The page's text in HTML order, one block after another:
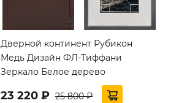
Дверной континент Рубикон
Медь Дизайн ФЛ-Тиффани
Зеркало Белое дерево
23 220 ₽ 25 800 ₽